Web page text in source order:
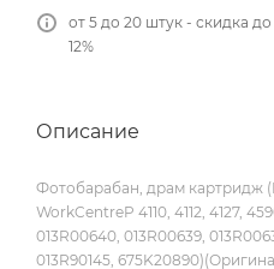
от 5 до 20 штук - скидка
12%
Описание
Фотобарабан, драм картридж
WorkCentreP 4110, 4112, 4127,
013R00640, 013R00639,
013R90145,